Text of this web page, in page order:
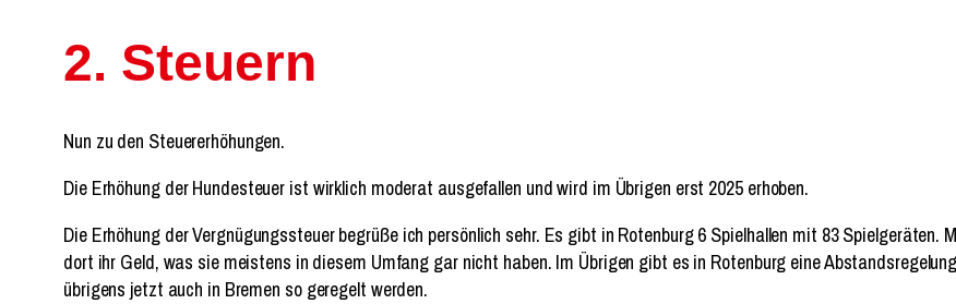
2. Steuern
Nun zu den Steuererhöhungen.
Die Erhöhung der Hundesteuer ist wirklich moderat ausgefallen und wird im Übrigen erst 2025 erhoben.
Die Erhöhung der Vergnügungssteuer begrüße ich persönlich sehr. Es gibt in Rotenburg 6 Spielhallen mit 83 Spielgeräten.
dort ihr Geld, was sie meistens in diesem Umfang gar nicht haben. Im Übrigen gibt es in Rotenburg eine
übrigens jetzt auch in Bremen so geregelt werden.